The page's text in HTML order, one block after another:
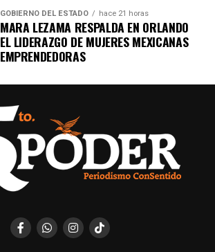
GOBIERNO DEL ESTADO hace 21 horas
MARA LEZAMA RESPALDA EN ORLANDO
EL LIDERAZGO DE MUJERES MEXICANAS
EMPRENDEDORAS